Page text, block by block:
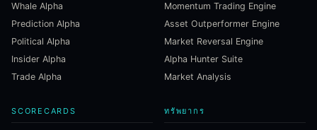
Whale Alpha
Prediction Alpha
Political Alpha
Insider Alpha
Trade Alpha
Momentum Trading Engine
Asset Outperformer Engine
Market Reversal Engine
Alpha Hunter Suite
Market Analysis
SCORECARDS ทรัพยากร